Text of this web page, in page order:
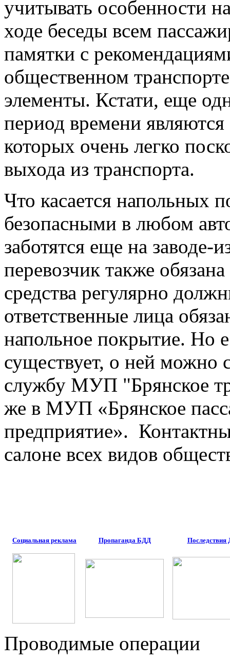
учитывать особенности
ходе беседы всем
памятки с
общественном
элементы. Кстати, еще
период времени
которых очень легко
выхода из транспорта.
Что касается напольных
безопасными в любом
заботятся еще на заводе-
перевозчик также
средства регулярно
ответственные лица
напольное покрытие. Но
существует, о ней можно
службу МУП "Брянское
же в МУП «Брянское
предприятие».
салоне всех видов
Социальная реклама Пропаганда БДД
Проводимые операции